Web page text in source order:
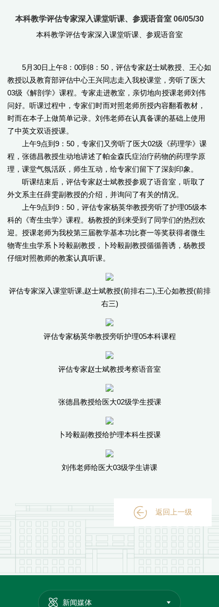
本科教学评估专家深入课堂听课、参观语音室 06/05/30
本科教学评估专家深入课堂听课、参观语音室
5月30日上午8：00到8：50，评估专家赵士斌教授、王心如
教授以及教育部评估中心王兴同志走入我校课堂，旁听了医大
03级《解剖学》课程。专家走进教室，亲切地向授课老师刘伟
问好。听课过程中，专家们时而对照老师所授内容翻看教材，
时而在本子上做简单记录。刘伟老师在认真备课的基础上使用
了中英文双语授课。
上午9点到9：50，专家们又旁听了医大02级《药理学》课
程，张德昌教授生动地讲述了帕金森氏症治疗药物的药理学原
理，课堂气氛活跃，师生互动，给专家们留下了深刻印象。
听课结束后，评估专家赵士斌教授参观了语音室，听取了
外文系主任薛雯副教授的介绍，并询问了有关的情况。
上午9点到9：50，评估专家杨英华教授旁听了护理05级本
科的《寄生虫学》课程。杨教授的到来受到了同学们的热烈欢
迎。授课老师为我校第三届教学基本功比赛一等奖获得者微生
物寄生虫学系卜玲毅副教授，卜玲毅副教授循循善诱，杨教授
仔细对照教师的教案认真听课。
评估专家深入课堂听课,赵士斌教授(前排右二),王心如教授(前排
右三)
评估专家杨英华教授旁听护理05本科课程
评估专家赵士斌教授考察语音室
张德昌教授给医大02级学生授课
卜玲毅副教授给护理本科生授课
刘伟老师给医大03级学生讲课
返回上一级
新闻媒体